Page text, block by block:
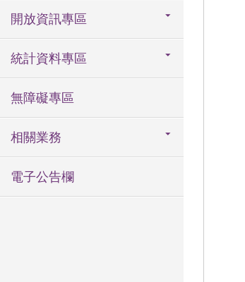
開放資訊專區
統計資料專區
無障礙專區
相關業務
電子公告欄